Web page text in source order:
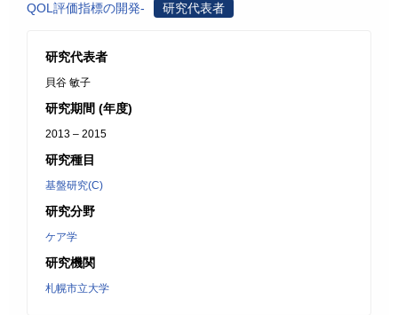
QOL評価指標の開発‐
研究代表者
研究代表者
貝谷 敏子
研究期間 (年度)
2013 – 2015
研究種目
基盤研究(C)
研究分野
ケア学
研究機関
札幌市立大学